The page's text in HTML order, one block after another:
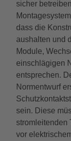
sicher
dass die
aushalten und
Module,
einschlägigen
entsprechen.
Normentwurf
sein. Diese
stromleitenden
vor